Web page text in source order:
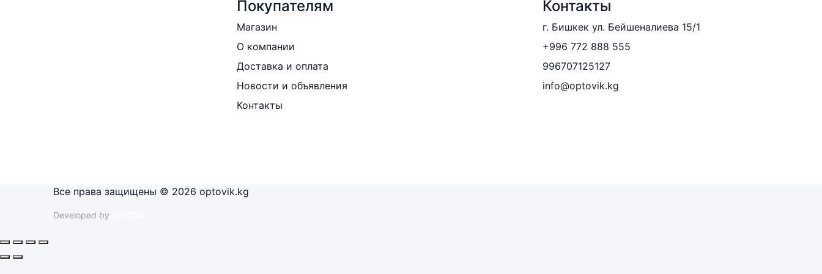
Покупателям
Магазин
О компании
Доставка и оплата
Новости и объявления
Контакты
Контакты
г. Бишкек ул. Бейшеналиева 15/1
+996 772 888 555
996707125127
info@optovik.kg
Все права защищены © 2026 optovik.kg
Developed by